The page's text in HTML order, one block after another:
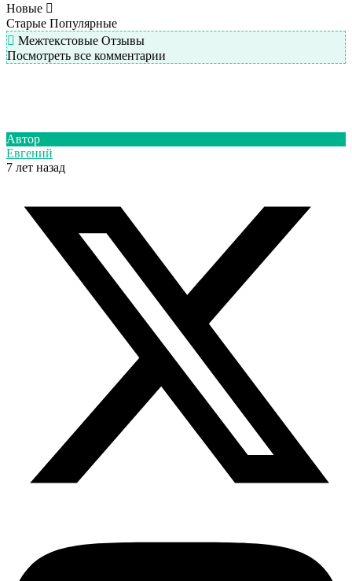
Новые
Старые Популярные
Межтекстовые Отзывы
Посмотреть все комментарии
Автор
Евгений
7 лет назад